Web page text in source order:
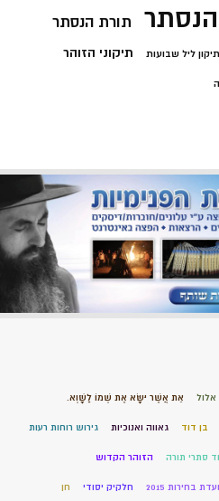
תורת הנסתר
תיקון ליל שבועות תיקוני הזוהר
אלול אֵת אֲשֶׁר יִשָּׂא אֶת שְׁמוֹ לַשָּׁוְא.
בן דוד גאווה ואנוכיות גירוש רוחות רעות
סתרי תורה הזוהר הקדוש
ועדת בחירות 2015 חלקיק יסודי חן